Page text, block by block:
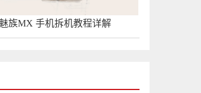
族MX 手机拆机教程详解